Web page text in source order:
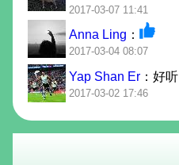
2017-03-07 11:41
Anna Ling ：
2017-03-04 08:07
Yap Shan Er ：好听
2017-03-02 17:46